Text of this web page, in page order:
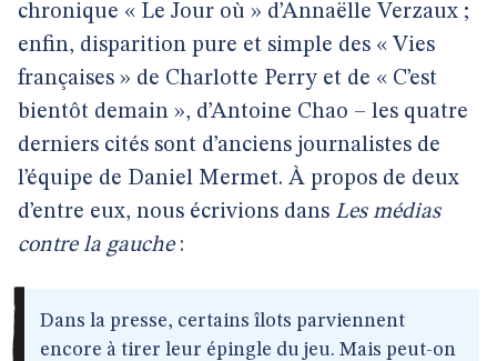
chronique « Le Jour où » d’Annaëlle Verzaux ;
enfin, disparition pure et simple des « Vies
françaises » de Charlotte Perry et de « C’est
bientôt demain », d’Antoine Chao – les quatre
derniers cités sont d’anciens journalistes de
l’équipe de Daniel Mermet. À propos de deux
d’entre eux, nous écrivions dans Les médias
contre la gauche:
Dans la presse, certains îlots parviennent
encore à tirer leur épingle du jeu. Mais peut-on